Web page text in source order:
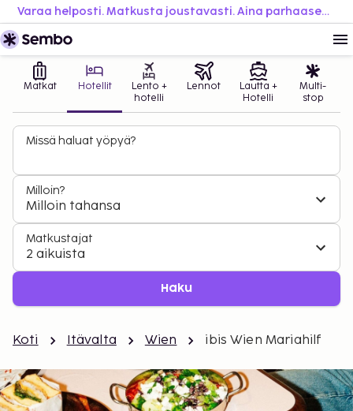
Varaa helposti. Matkusta joustavasti. Aina parhaaseen hintaan.
Matkat Hotellit
Lento +
hotelli
Lennot
Lautta +
Hotelli
Multi-
stop
Missä haluat yöpyä?
Milloin?
Milloin tahansa
Matkustajat
2 aikuista
Haku
Koti Itävalta Wien ibis Wien Mariahilf